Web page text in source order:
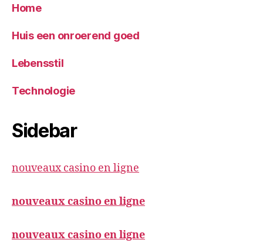
Home
Huis een onroerend goed
Lebensstil
Technologie
Sidebar
nouveaux casino en ligne
nouveaux casino en ligne
nouveaux casino en ligne